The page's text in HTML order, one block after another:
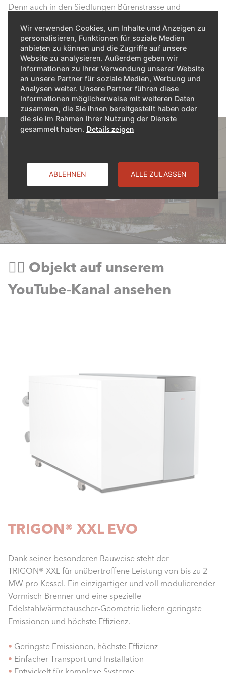
Wir verwenden Cookies, um Inhalte und Anzeigen zu
personalisieren, Funktionen für soziale Medien
anbieten zu können und die Zugriffe auf unsere
Website zu analysieren. Außerdem geben wir
Informationen zu Ihrer Verwendung unserer Website
an unsere Partner für soziale Medien, Werbung und
Analysen weiter. Unsere Partner führen diese
Informationen möglicherweise mit weiteren Daten
zusammen, die Sie ihnen bereitgestellt haben oder
die sie im Rahmen Ihrer Nutzung der Dienste
gesammelt haben. Details zeigen
ABLEHNEN ALLE ZULASSEN
Denn auch in den Siedlungen Bürenstrasse und
bei der Wärmeerzeugung an. Heinz Bühlmann schliesst
die Tür zur Heizzentrale an der Winkelriedstrasse und
sagt: «Mit diesem Projekt sind wir zufrieden. Und wir sind
überzeugt, dass unsere Mieterinnen und Mieter nun auch
die nächsten zwanzig Jahre warme Wohnungen haben.»
👉🏻 Objekt auf unserem
YouTube‑Kanal ansehen
TRIGON® XXL EVO
Dank seiner besonderen Bauweise steht der
TRIGON® XXL für unübertroffene Leistung von bis zu 2
MW pro Kessel. Ein einzigartiger und voll modulierender
Vormisch-Brenner und eine spezielle
Edelstahlwärmetauscher-Geometrie liefern geringste
Emissionen und höchste Effizienz.
• Geringste Emissionen, höchste Effizienz
• Einfacher Transport und Installation